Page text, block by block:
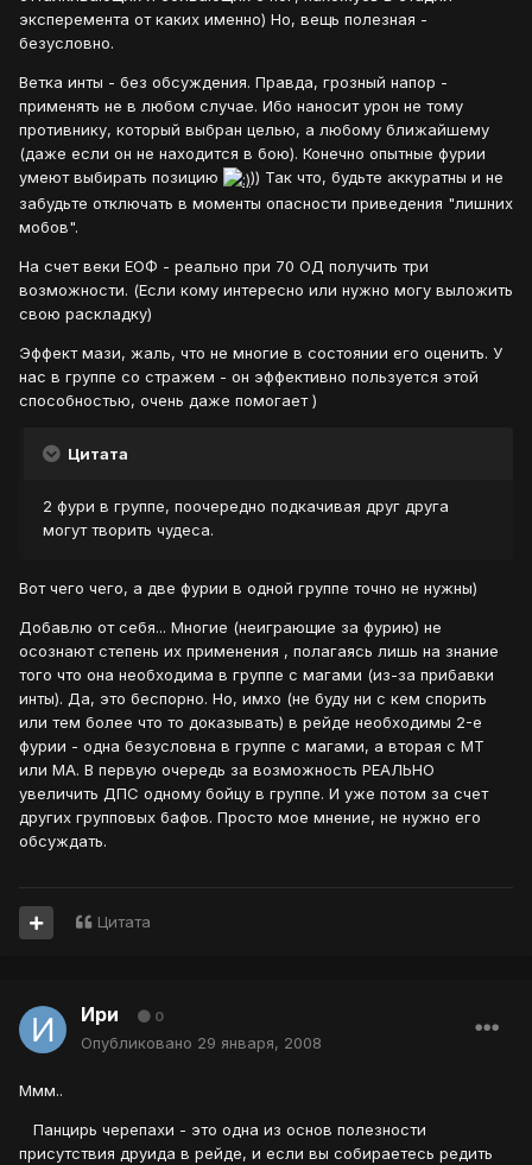
эксперемента от каких именно) Но, вещь полезная -
безусловно.
Ветка инты - без обсуждения. Правда, грозный напор -
применять не в любом случае. Ибо наносит урон не тому
противнику, который выбран целью, а любому ближайшему
(даже если он не находится в бою). Конечно опытные фурии
умеют выбирать позицию
)) Так что, будьте аккуратны и не
забудьте отключать в моменты опасности приведения "лишних
мобов".
На счет веки ЕОФ - реально при 70 ОД получить три
возможности. (Если кому интересно или нужно могу выложить
свою раскладку)
Эффект мази, жаль, что не многие в состоянии его оценить. У
нас в группе со стражем - он эффективно пользуется этой
способностью, очень даже помогает )
Цитата
2 фури в группе, поочередно подкачивая друг друга
могут творить чудеса.
Вот чего чего, а две фурии в одной группе точно не нужны)
Добавлю от себя... Многие (неиграющие за фурию) не
осознают степень их применения , полагаясь лишь на знание
того что она необходима в группе с магами (из-за прибавки
инты). Да, это беспорно. Но, имхо (не буду ни с кем спорить
или тем более что то доказывать) в рейде необходимы 2-е
фурии - одна безусловна в группе с магами, а вторая с МТ
или МА. В первую очередь за возможность РЕАЛЬНО
увеличить ДПС одному бойцу в группе. И уже потом за счет
других групповых бафов. Просто мое мнение, не нужно его
обсуждать.
Цитата
Ири 0
Опубликовано 29 января, 2008
Ммм..
Панцирь черепахи - это одна из основ полезности
присутствия друида в рейде, и если вы собираетесь редить